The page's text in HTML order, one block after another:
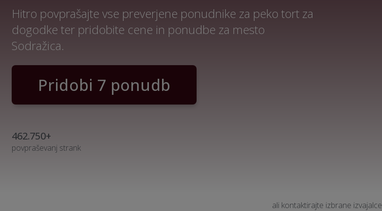
Hitro povprašajte vse preverjene ponudnike za peko tort za
dogodke ter pridobite cene in ponudbe za mesto
Sodražica.
Pridobi 7 ponudb
462.750+
povpraševanj strank
ali kontaktirajte izbrane izvajalce